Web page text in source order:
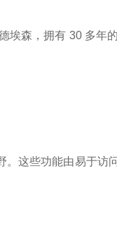
埃森，拥有 30 多年
这些功能由易于